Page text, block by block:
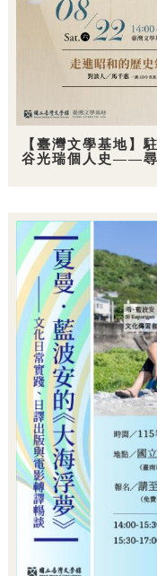
【臺灣文學基地】
谷光瑞個人史——尋